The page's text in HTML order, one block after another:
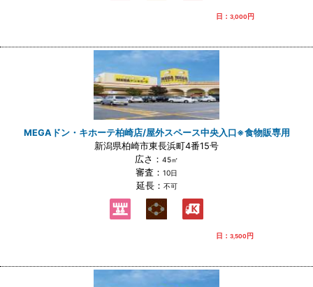
日： 3,000円
MEGAドン・キホーテ柏崎店/屋外スペース中央入口※食物販専用
新潟県柏崎市東長浜町4番15号
広さ： 45㎡
審査： 10日
延長： 不可
日： 3,500 円